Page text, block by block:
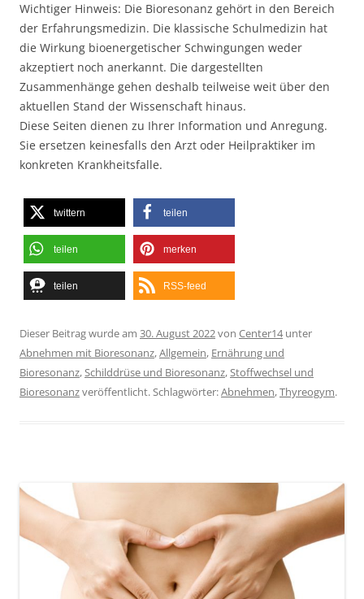
Wichtiger Hinweis: Die Bioresonanz gehört in den Bereich
der Erfahrungsmedizin. Die klassische Schulmedizin hat
die Wirkung bioenergetischer Schwingungen weder
akzeptiert noch anerkannt. Die dargestellten
Zusammenhänge gehen deshalb teilweise weit über den
aktuellen Stand der Wissenschaft hinaus.
Diese Seiten dienen zu Ihrer Information und Anregung.
Sie ersetzen keinesfalls den Arzt oder Heilpraktiker im
konkreten Krankheitsfalle.
twittern teilen
teilen merken
teilen RSS-feed
Dieser Beitrag wurde am 30. August 2022von Center14unter
Abnehmen mit Bioresonanz,Allgemein, Ernährung und
Bioresonanz,Schilddrüse und Bioresonanz,Stoffwechsel und
Bioresonanzveröffentlicht. Schlagwörter:Abnehmen,Thyreogym.